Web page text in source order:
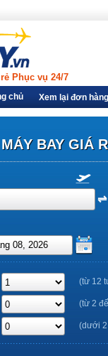
Phục vụ 24/7
chủ Xem lại đơn hàng
BAY GIÁ
(từ 12
(từ 2
(dưới